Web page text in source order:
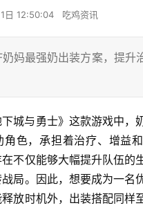
日 12:50:04 吃鸡资讯
妈最强奶出装方案，提升
城与勇士》这款游戏中，
角色，承担着治疗、增益
不仅能够大幅提升队伍的
局。因此，想要成为一名
放时机外，出装搭配同样